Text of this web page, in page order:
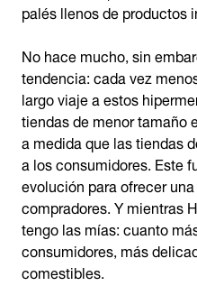
palés llenos de productos
No hace mucho, sin
tendencia: cada vez
largo viaje a estos
tiendas de menor tamaño
a medida que las tiendas
a los consumidores. Este
evolución para ofrecer
compradores. Y mientras
tengo las mías: cuanto
consumidores, más
comestibles.